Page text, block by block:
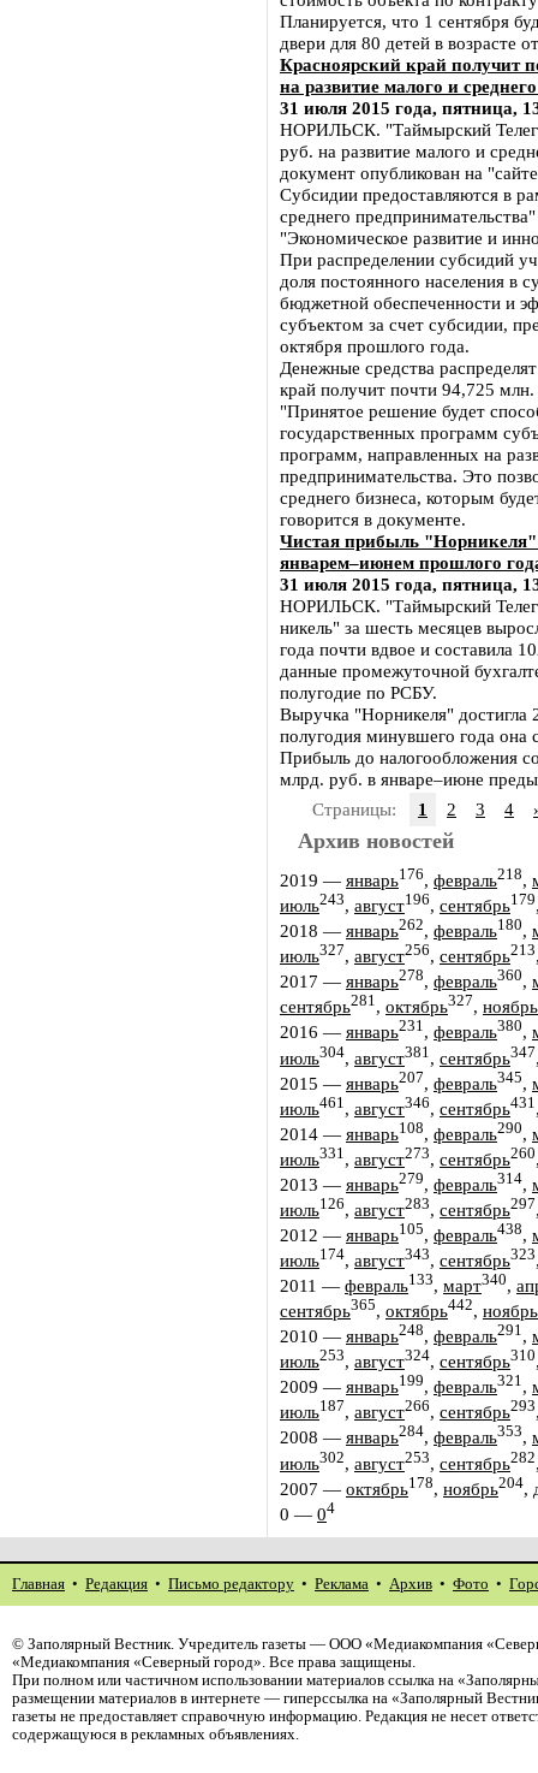
Планируется, что 1 сентября
двери для 80 детей в возрасте
Красноярский край получит
на развитие малого и
31 июля 2015 года, пятница,
НОРИЛЬСК. "Таймырский
руб. на развитие малого и
документ опубликован на
Субсидии предоставляются в
среднего
"Экономическое развитие и
При распределении субсидий
доля постоянного населения в
бюджетной обеспеченности и
субъектом за счет субсидии,
октября прошлого года.
Денежные средства
край получит почти 94,725
"Принятое решение будет
государственных программ
программ, направленных на
предпринимательства. Это
среднего бизнеса, которым
говорится в документе.
Чистая прибыль "Норникеля"
январем–июнем прошлого
31 июля 2015 года, пятница,
НОРИЛЬСК. "Таймырский
никель" за шесть месяцев
года почти вдвое и составила
данные промежуточной
полугодие по РСБУ.
Выручка "Норникеля"
полугодия минувшего года она
Прибыль до налогообложения
млрд. руб. в январе–июне
Страницы:
1 2 3 4
Архив новостей
2019 — январь176, февраль218,
июль243, август196, сентябрь179
2018 — январь262, февраль180,
июль327, август256, сентябрь213
2017 — январь278, февраль360,
сентябрь281, октябрь327, ноябрь
2016 — январь231, февраль380,
июль304, август381 , сентябрь347
2015 — январь207, февраль345,
июль461 , август346, сентябрь431
2014 — январь108, февраль290,
июль331 , август273, сентябрь260
2013 — январь279, февраль314,
июль126, август283, сентябрь297
2012 — январь105, февраль438,
июль174, август343, сентябрь323
2011 — февраль133, март340,
сентябрь365, октябрь442, ноябрь
2010 — январь248, февраль291,
июль253, август324, сентябрь310
2009 — январь199, февраль321,
июль187, август266, сентябрь293
2008 — январь284, февраль353,
июль302, август253, сентябрь282
2007 — октябрь178, ноябрь204,
0 — 04
Главная • Редакция • Письмо редактору • Реклама • Архив • Фото •
© Заполярный Вестник. Учредитель газеты — ООО «Медиакомпания
«Медиакомпания «Северный город». Все права защищены.
При полном или частичном использовании материалов ссылка на
размещении материалов в интернете — гиперссылка на «Заполярный
газеты не предоставляет справочную информацию. Редакция не несет
содержащуюся в рекламных объявлениях.